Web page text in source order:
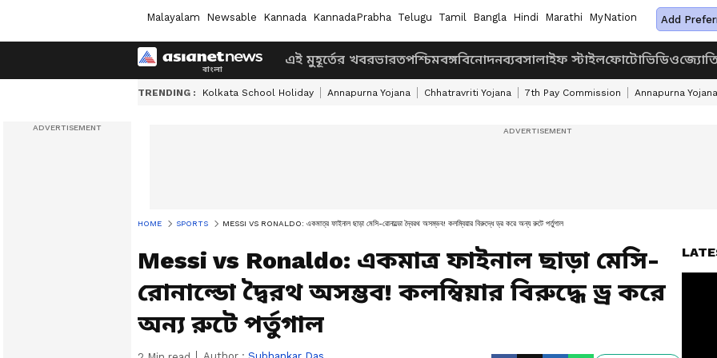
Malayalam Newsable Kannada KannadaPrabha Telugu Tamil Bangla Hindi Marathi MyNation Add
এই মুহূর্তের খবরভারতপশ্চিমবঙ্গবিনোদনব্যবসালাইফ স্টাইলফোটোভিডিও
TRENDING : Kolkata School Holiday Annapurna Yojana Chhatravriti Yojana 7th Pay Commission Annapurna
HOME SPORTS MESSI VS RONALDO: একমাত্র ফাইনাল ছাড়া মেসি-রোনাল্ডো দ্বৈরথ অসম্ভব! কলম্বিয়ার বিরুদ্ধে ড্র করে অন্য রুটে পর্তুগাল
Messi vs Ronaldo: একমাত্র ফাইনাল ছাড়া মেসি-
রোনাল্ডো দ্বৈরথ অসম্ভব! কলম্বিয়ার বিরুদ্ধে ড্র করে
অন্য রুটে পর্তুগাল